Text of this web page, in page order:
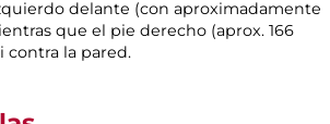
delante (con aproximadamente
que el pie derecho (aprox. 166
contra la pared.